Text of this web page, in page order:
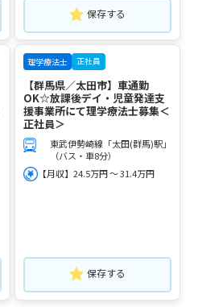
保存する
理学療法士 正社員
【群馬県／太田市】車通勤
OK☆放課後デイ・児童発達支
援事業所にて理学療法士募集＜
正社員＞
東武伊勢崎線「太田(群馬)駅」
（バス・車8分）
【月収】24.5万円 ～ 31.4万円
保存する